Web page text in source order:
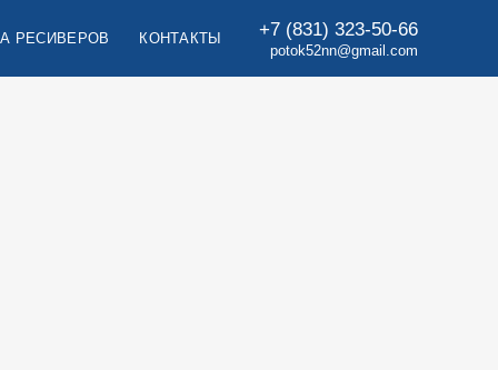
РЕСИВЕРОВ КОНТАКТЫ +7 (831) 323-50-66
potok52nn@gmail.com